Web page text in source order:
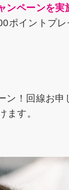
ペーンを実
ポイントプレ
ン！回線お申
ます。